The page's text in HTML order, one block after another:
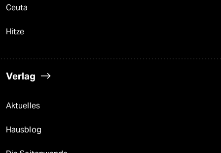
Ceuta
Hitze
Verlag
Aktuelles
Hausblog